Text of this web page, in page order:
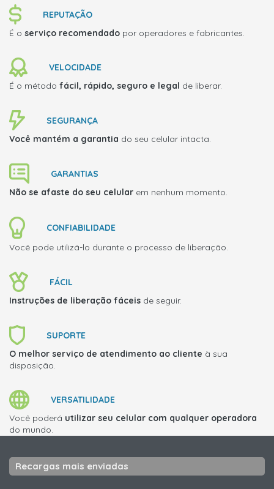
REPUTAÇÃO
É o serviço recomendado por operadores e fabricantes.
VELOCIDADE
É o método fácil, rápido, seguro e legal de liberar.
SEGURANÇA
Você mantém a garantia do seu celular intacta.
GARANTIAS
Não se afaste do seu celular em nenhum momento.
CONFIABILIDADE
Você pode utilizá-lo durante o processo de liberação.
FÁCIL
Instruções de liberação fáceis de seguir.
SUPORTE
O melhor serviço de atendimento ao cliente à sua
disposição.
VERSATILIDADE
Você poderá utilizar seu celular com qualquer operadora
do mundo.
Recargas mais enviadas